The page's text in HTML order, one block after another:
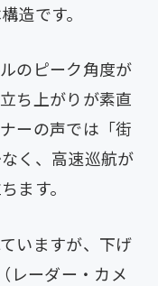
造です。
のピーク角度が
ち上がりが素直
ーの声では「街
く、高速巡航が
ます。
いますが、下げ
レーダー・カメ